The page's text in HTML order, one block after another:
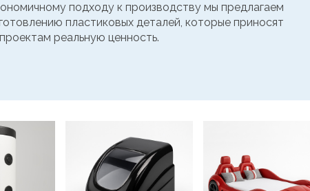
подходу к производству мы предлагаем
пластиковых деталей, которые приносят
реальную ценность.